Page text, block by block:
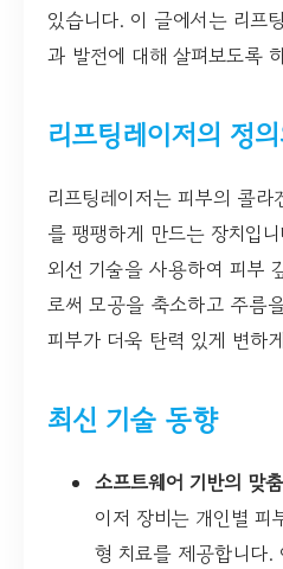
있습니다. 이 글에서는 리프
과 발전에 대해 살펴보도록
리프팅레이저의 정
리프팅레이저는 피부의 콜
를 팽팽하게 만드는 장치입
외선 기술을 사용하여 피부
로써 모공을 축소하고 주름
피부가 더욱 탄력 있게 변하
최신 기술 동향
소프트웨어 기반의 맞
이저 장비는 개인별
형 치료를 제공합니다.